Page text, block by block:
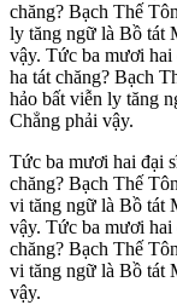
chăng? Bạch Thế
ly tăng ngữ là Bồ tát
vậy. Tức ba mươi
ha tát chăng? Bạch
hảo bất viễn ly tăng
Chẳng phải vậy.
Tức ba mươi hai đại
chăng? Bạch Thế
vi tăng ngữ là Bồ tát
vậy. Tức ba mươi
chăng? Bạch Thế
vi tăng ngữ là Bồ tát
vậy.